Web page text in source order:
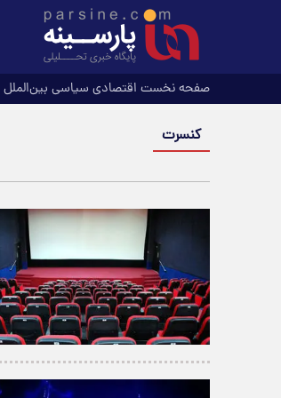
صفحه نخست اقتصادی سیاسی بین‌الملل
کنسرت